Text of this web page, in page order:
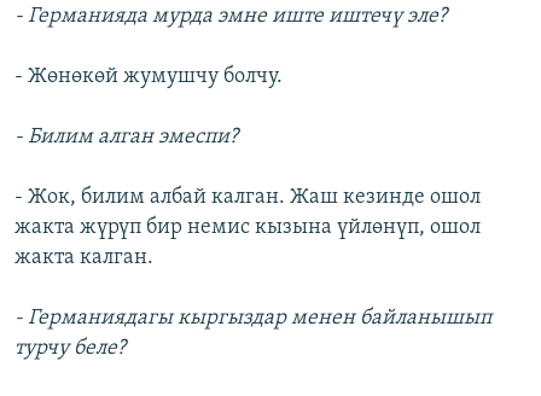
- Германияда мурда эмне иште иштечү эле?
- Жөнөкөй жумушчу болчу.
- Билим алган эмеспи?
- Жок, билим албай калган. Жаш кезинде ошол
жакта жүрүп бир немис кызына үйлөнүп, ошол
жакта калган.
- Германиядагы кыргыздар менен байланышып
турчу беле?